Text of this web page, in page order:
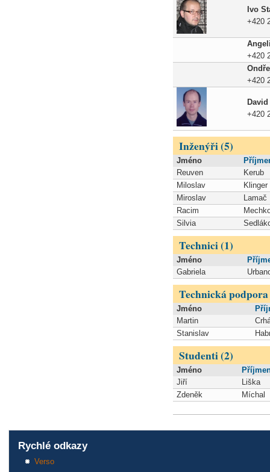
Ivo
+420
+420
+420
+420
Inženýři (5)
Jméno
Reuven
Kerub
Miloslav
Klinger
Miroslav
Lamač
Racim
Silvia
Technici (1)
Jméno
Gabriela
Technická
Jméno
Martin
Stanislav
Studenti (2)
Jméno
Jiří
Liška
Zdeněk
Míchal
Rychlé odkazy
Verso